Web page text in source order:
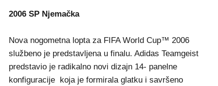
2006 SP Njemačka
Nova nogometna lopta za FIFA World Cup™ 2006
službeno je predstavljena u finalu. Adidas Teamgeist
predstavio je radikalno novi dizajn 14- panelne
konfiguracije koja je formirala glatku i savršeno